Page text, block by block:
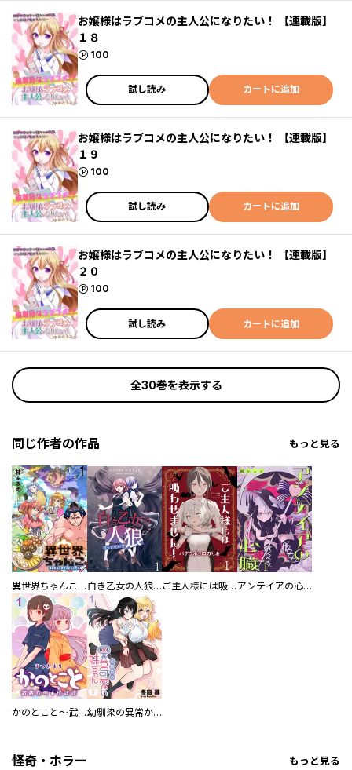
お嬢様はラブコメの主人公になりたい！ 【連載版】
１８
100
ポイント
試し読み カートに追加
お嬢様はラブコメの主人公になりたい！ 【連載版】
１９
100
ポイント
試し読み カートに追加
お嬢様はラブコメの主人公になりたい！ 【連載版】
２０
100
ポイント
試し読み カートに追加
全30巻を表示する
同じ作者の作品 もっと見る
異世界ちゃんこ～横綱目前に召喚されたんだが～ 【連載版】 白き乙女の人狼（ウェアウルフ） 【連載版】 ご主人様には吸わせません！ 【連載版】 アンテイアの心臓 【連載版】
かのとこと～武蔵花町怪話譚～ 【連載版】 幼馴染の異常かわいい妹ちゃん 【連載版】
怪奇・ホラー もっと見る